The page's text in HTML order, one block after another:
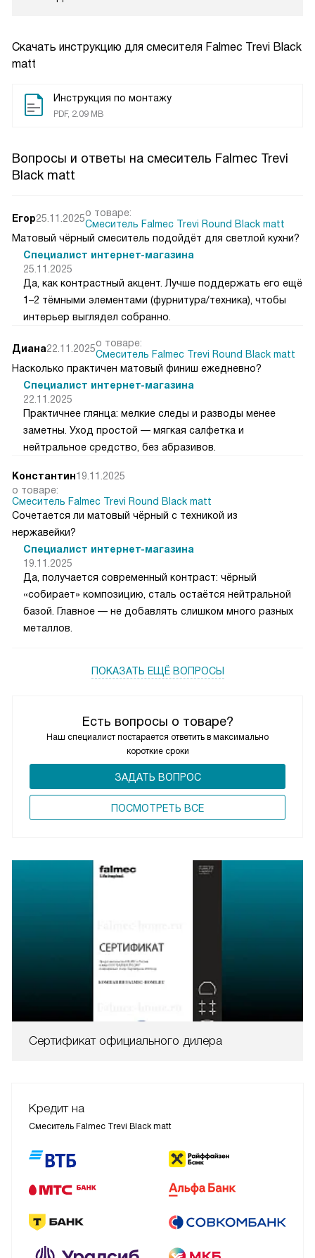
Скачать инструкцию для смесителя Falmec Trevi Black
matt
Инструкция по монтажу
PDF, 2.09 MB
Вопросы и ответы на смеситель Falmec Trevi
Black matt
Есть вопросы о товаре?
Наш специалист постарается ответить в максимально
короткие сроки
ЗАДАТЬ ВОПРОС
ПОCМОТРЕТЬ ВСЕ
Егор25.11.2025о товаре:
Смеситель Falmec Trevi Round Black matt
Матовый чёрный смеситель подойдёт для светлой кухни?
Специалист интернет-магазина
25.11.2025
Да, как контрастный акцент. Лучше поддержать его ещё
1–2 тёмными элементами (фурнитура/техника), чтобы
интерьер выглядел собранно.
Диана22.11.2025о товаре:
Смеситель Falmec Trevi Round Black matt
Насколько практичен матовый финиш ежедневно?
Специалист интернет-магазина
22.11.2025
Практичнее глянца: мелкие следы и разводы менее
заметны. Уход простой — мягкая салфетка и
нейтральное средство, без абразивов.
Константин19.11.2025
о товаре:
Смеситель Falmec Trevi Round Black matt
Сочетается ли матовый чёрный с техникой из
нержавейки?
Специалист интернет-магазина
19.11.2025
Да, получается современный контраст: чёрный
«собирает» композицию, сталь остаётся нейтральной
базой. Главное — не добавлять слишком много разных
металлов.
ПОКАЗАТЬ ЕЩЁ ВОПРОСЫ
Сертификат официального дилера
Кредит на
Смеситель Falmec Trevi Black matt